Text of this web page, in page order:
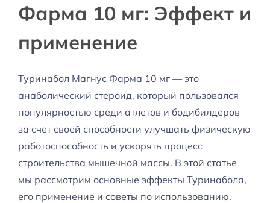
CONTACT
Фарма 10 мг: Эффект и
применение
Туринабол Магнус Фарма 10 мг — это
анаболический стероид, который пользовался
популярностью среди атлетов и бодибилдеров
за счет своей способности улучшать физическую
работоспособность и ускорять процесс
строительства мышечной массы. В этой статье
мы рассмотрим основные эффекты Туринабола,
его применение и советы по использованию.